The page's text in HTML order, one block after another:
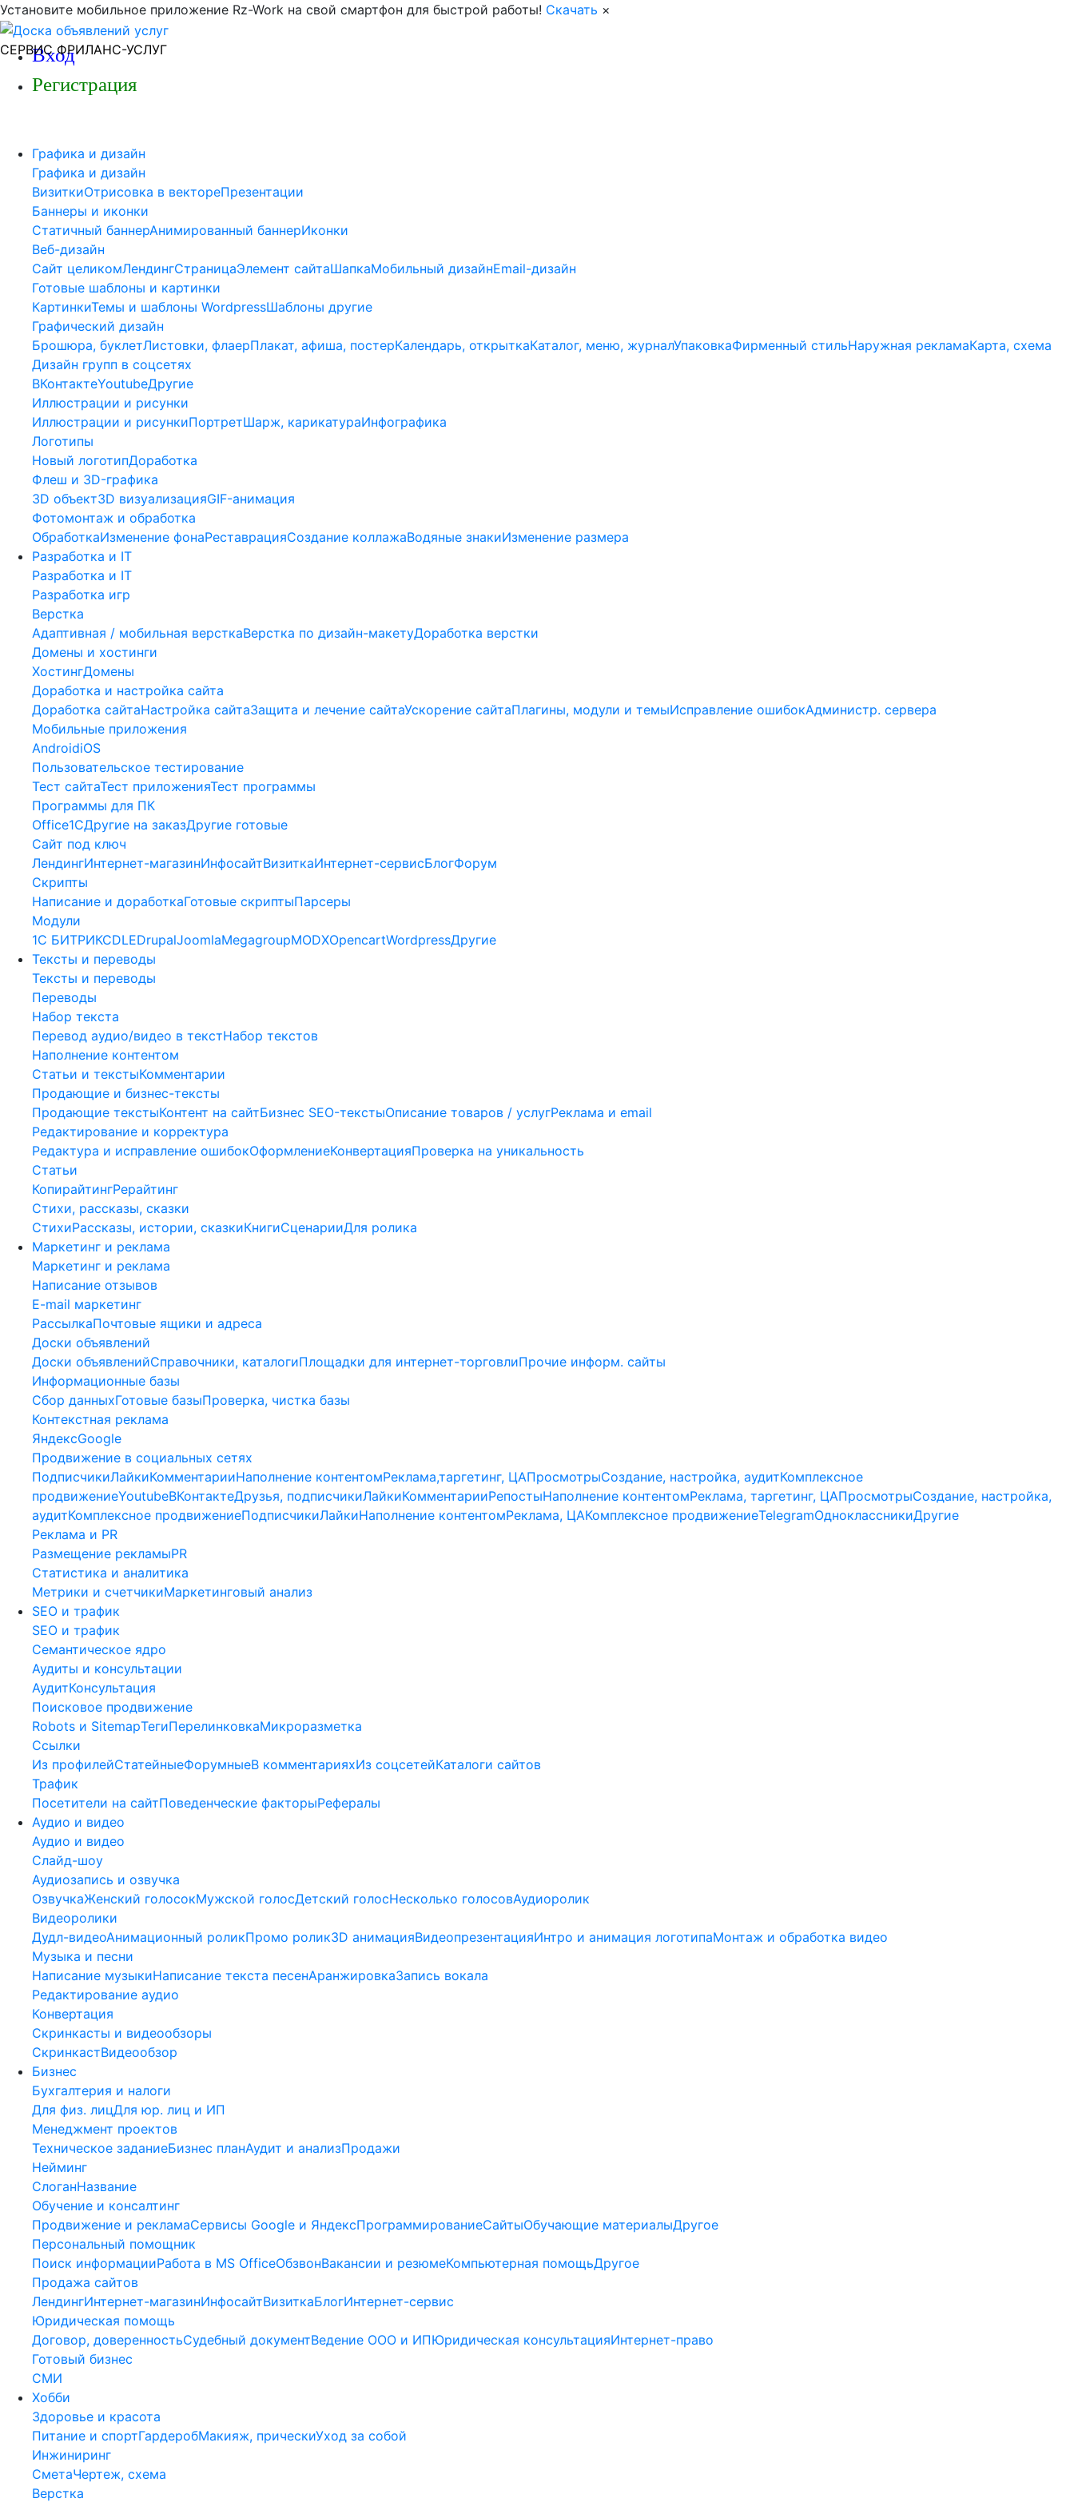
Установите мобильное приложение Rz-Work на свой смартфон для быстрой работы! Скачать ×
СЕРВИС ФРИЛАНС-УСЛУГ
Вход
Регистрация
Графика и дизайн
Графика и дизайн
ВизиткиОтрисовка в вектореПрезентации
Баннеры и иконки
Статичный баннерАнимированный баннерИконки
Веб-дизайн
Сайт целикомЛендингСтраницаЭлемент сайтаШапкаМобильный дизайнEmail-дизайн
Готовые шаблоны и картинки
КартинкиТемы и шаблоны WordpressШаблоны другие
Графический дизайн
Брошюра, буклетЛистовки, флаерПлакат, афиша, постерКалендарь, открыткаКаталог, меню, журналУпаковкаФирменный стильНаружная рекламаКарта, схема
Дизайн групп в соцсетях
ВКонтактеYoutubeДругие
Иллюстрации и рисунки
Иллюстрации и рисункиПортретШарж, карикатураИнфографика
Логотипы
Новый логотипДоработка
Флеш и 3D-графика
3D объект3D визуализацияGIF-анимация
Фотомонтаж и обработка
ОбработкаИзменение фонаРеставрацияСоздание коллажаВодяные знакиИзменение размера
Разработка и IT
Разработка и IT
Разработка игр
Верстка
Адаптивная / мобильная версткаВерстка по дизайн-макетуДоработка верстки
Домены и хостинги
ХостингДомены
Доработка и настройка сайта
Доработка сайтаНастройка сайтаЗащита и лечение сайтаУскорение сайтаПлагины, модули и темыИсправление ошибокАдминистр. сервера
Мобильные приложения
AndroidiOS
Пользовательское тестирование
Тест сайтаТест приложенияТест программы
Программы для ПК
Office1СДругие на заказДругие готовые
Сайт под ключ
ЛендингИнтернет-магазинИнфосайтВизиткаИнтернет-сервисБлогФорум
Скрипты
Написание и доработкаГотовые скриптыПарсеры
Модули
1C БИТРИКСDLEDrupalJoomlaMegagroupMODXOpencartWordpressДругие
Тексты и переводы
Тексты и переводы
Переводы
Набор текста
Перевод аудио/видео в текстНабор текстов
Наполнение контентом
Статьи и текстыКомментарии
Продающие и бизнес-тексты
Продающие текстыКонтент на сайтБизнес SEO-текстыОписание товаров / услугРеклама и email
Редактирование и корректура
Редактура и исправление ошибокОформлениеКонвертацияПроверка на уникальность
Статьи
КопирайтингРерайтинг
Стихи, рассказы, сказки
СтихиРассказы, истории, сказкиКнигиСценарииДля ролика
Маркетинг и реклама
Маркетинг и реклама
Написание отзывов
E-mail маркетинг
РассылкаПочтовые ящики и адреса
Доски объявлений
Доски объявленийСправочники, каталогиПлощадки для интернет-торговлиПрочие информ. сайты
Информационные базы
Сбор данныхГотовые базыПроверка, чистка базы
Контекстная реклама
ЯндексGoogle
Продвижение в социальных сетях
ПодписчикиЛайкиКомментарииНаполнение контентомРеклама,таргетинг, ЦАПросмотрыСоздание, настройка, аудитКомплексное
продвижениеYoutubeВКонтактеДрузья, подписчикиЛайкиКомментарииРепостыНаполнение контентомРеклама, таргетинг, ЦАПросмотрыСоздание, настройка,
аудитКомплексное продвижениеПодписчикиЛайкиНаполнение контентомРеклама, ЦАКомплексное продвижениеTelegramОдноклассникиДругие
Реклама и PR
Размещение рекламыPR
Статистика и аналитика
Метрики и счетчикиМаркетинговый анализ
SEO и трафик
SEO и трафик
Семантическое ядро
Аудиты и консультации
АудитКонсультация
Поисковое продвижение
Robots и SitemapТегиПерелинковкаМикроразметка
Ссылки
Из профилейСтатейныеФорумныеВ комментарияхИз соцсетейКаталоги сайтов
Трафик
Посетители на сайтПоведенческие факторыРефералы
Аудио и видео
Аудио и видео
Слайд-шоу
Аудиозапись и озвучка
ОзвучкаЖенский голосокМужской голосДетский голосНесколько голосовАудиоролик
Видеоролики
Дудл-видеоАнимационный роликПромо ролик3D анимацияВидеопрезентацияИнтро и анимация логотипаМонтаж и обработка видео
Музыка и песни
Написание музыкиНаписание текста песенАранжировкаЗапись вокала
Редактирование аудио
Конвертация
Скринкасты и видеообзоры
СкринкастВидеообзор
Бизнес
Бухгалтерия и налоги
Для физ. лицДля юр. лиц и ИП
Менеджмент проектов
Техническое заданиеБизнес планАудит и анализПродажи
Нейминг
СлоганНазвание
Обучение и консалтинг
Продвижение и рекламаСервисы Google и ЯндексПрограммированиеСайтыОбучающие материалыДругое
Персональный помощник
Поиск информацииРабота в MS OfficeОбзвонВакансии и резюмеКомпьютерная помощьДругое
Продажа сайтов
ЛендингИнтернет-магазинИнфосайтВизиткаБлогИнтернет-сервис
Юридическая помощь
Договор, доверенностьСудебный документВедение ООО и ИПЮридическая консультацияИнтернет-право
Готовый бизнес
СМИ
Хобби
Здоровье и красота
Питание и спортГардеробМакияж, прическиУход за собой
Инжиниринг
СметаЧертеж, схема
Верстка